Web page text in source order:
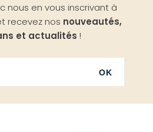
nous en vous inscrivant à
recevez nos nouveautés,
et actualités !
OK